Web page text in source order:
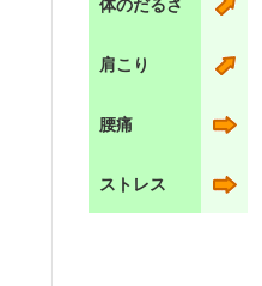
体のだるさ
肩こり
腰痛
ストレス